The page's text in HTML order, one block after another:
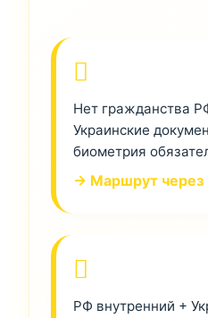
Нет гражданства
Украинские
биометрия
→ Маршрут через
РФ внутренний +